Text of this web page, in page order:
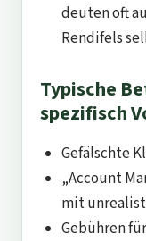
deuten oft
Rendifels
Typische
spezifisch
Gefälschte
„Account
mit
Gebühren